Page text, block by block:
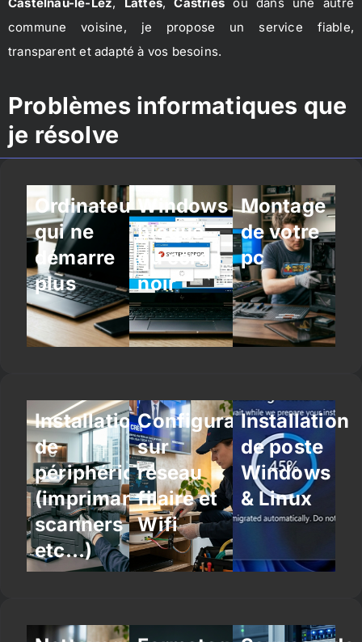
commune voisine, je propose un service fiable,
transparent et adapté à vos besoins.
Problèmes informatiques que
je résolve
Ordinateur
qui ne
démarre
plus
Windows
bloqué
ou écran
noir
Montage
de votre
pc
Installation
de
périphériques
(imprimantes,
scanners
etc…)
Configuration
sur
réseau
filaire et
Wifi
Installation
de poste
Windows
& Linux